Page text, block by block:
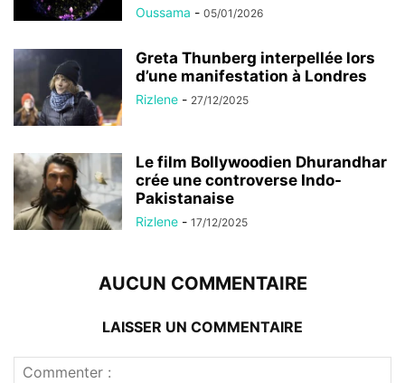
Oussama - 05/01/2026
Greta Thunberg interpellée lors
d’une manifestation à Londres
Rizlene - 27/12/2025
Le film Bollywoodien Dhurandhar
crée une controverse Indo-
Pakistanaise
Rizlene - 17/12/2025
AUCUN COMMENTAIRE
LAISSER UN COMMENTAIRE